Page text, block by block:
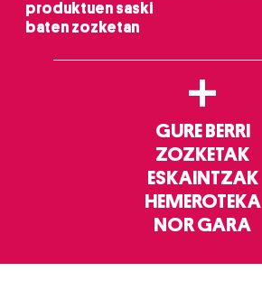
produktuen saski
baten zozketan
+
GURE BERRI
ZOZKETAK
ESKAINTZAK
HEMEROTEKA
NOR GARA